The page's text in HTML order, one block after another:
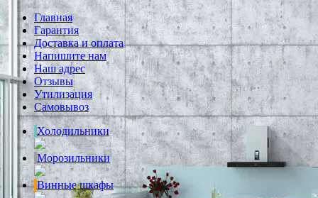
Главная
Гарантия
Доставка и оплата
Напишите нам
Наш адрес
Отзывы
Утилизация
Самовывоз
Холодильники
Морозильники
Винные шкафы